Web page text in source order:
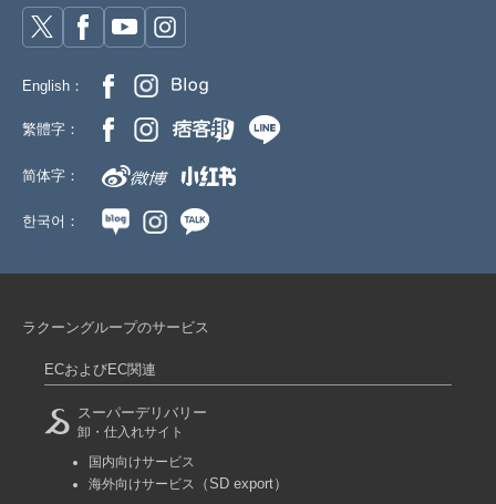
English：
繁體字：
简体字：
한국어：
ラクーングループのサービス
ECおよびEC関連
スーパーデリバリー
卸・仕入れサイト
国内向けサービス
海外向けサービス
（SD export）